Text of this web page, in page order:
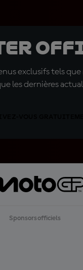
exclusifs tels
les dernières
Sponsors officiels